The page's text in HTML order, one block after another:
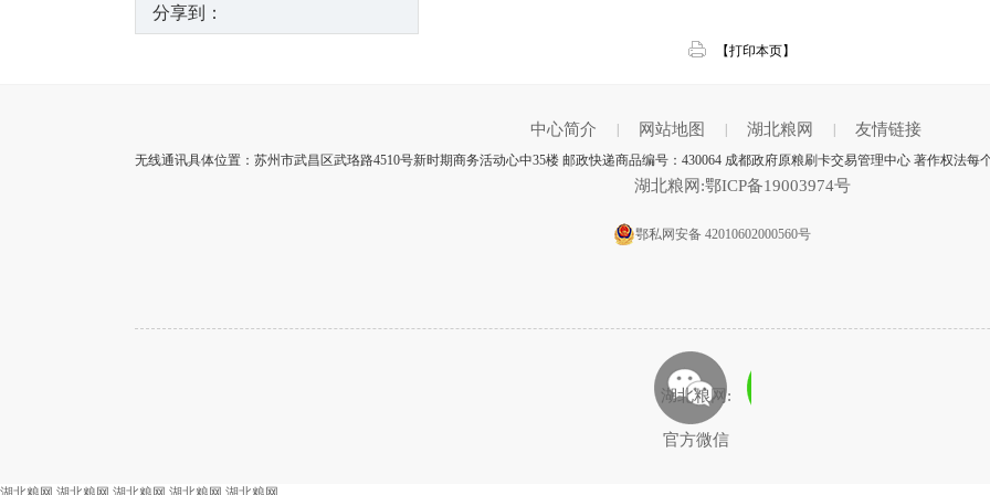
分享到：
【打印本页】
中心简介 网站地图 湖北粮网 友情链接
无线通讯具体位置：苏州市武昌区武珞路4510号新时期商务活动心中35楼 邮政快递商品编号：430064 成都政府原粮刷卡交易管理中心 著作权法每
湖北粮网:鄂ICP备19003974号
鄂私网安备 42010602000560号
湖北粮网:
官方微信